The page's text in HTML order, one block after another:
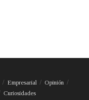
Empresarial
Opinión
Curiosidades